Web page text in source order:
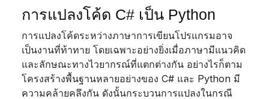
การแปลงโค้ด C# เป็น Python
การแปลงโค้ดระหว่างภาษาการเขียนโปรแกรมอาจ
เป็นงานที่ท้าทาย โดยเฉพาะอย่างยิ่งเมื่อภาษามีแนวคิด
และลักษณะทางไวยากรณ์ที่แตกต่างกัน อย่างไรก็ตาม
โครงสร้างพื้นฐานหลายอย่างของ C# และ Python มี
ความคล้ายคลึงกัน ดังนั้นกระบวนการแปลงในกรณี